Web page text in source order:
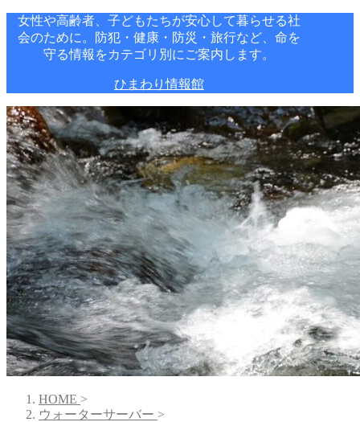
女性や高齢者、子どもたちが安心して暮らせる社
会のために。防犯・健康・防災・旅行など、命を
守る情報をカテゴリ別にご案内します。
ひまわり情報館
HOME >
ウォーターサーバー >